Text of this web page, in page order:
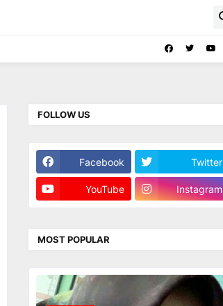
FOLLOW US
Facebook Twitter
YouTube Instagram
MOST POPULAR